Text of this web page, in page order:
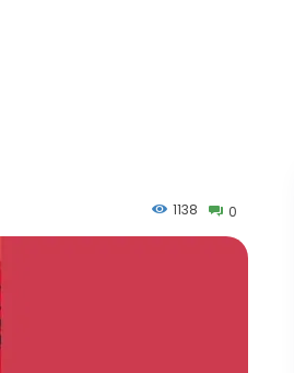
0
1138